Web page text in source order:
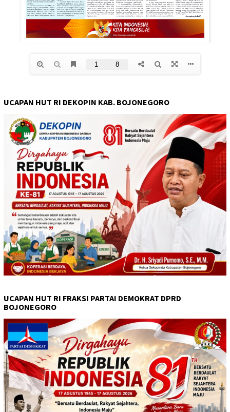
UCAPAN HUT RI DEKOPIN KAB. BOJONEGORO
UCAPAN HUT RI FRAKSI PARTAI DEMOKRAT DPRD
BOJONEGORO